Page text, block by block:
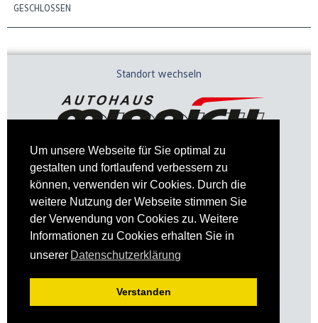
Um unsere Webseite für Sie optimal zu
gestalten und fortlaufend verbessern zu
können, verwenden wir Cookies. Durch die
weitere Nutzung der Webseite stimmen Sie
der Verwendung von Cookies zu. Weitere
Informationen zu Cookies erhalten Sie in
unserer Datenschutzerklärung
Verstanden
GESCHLOSSEN
Standort wechseln
Impressum Datenschutz